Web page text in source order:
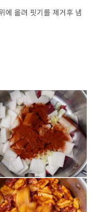
에 올려 핏기를 제거후 냄